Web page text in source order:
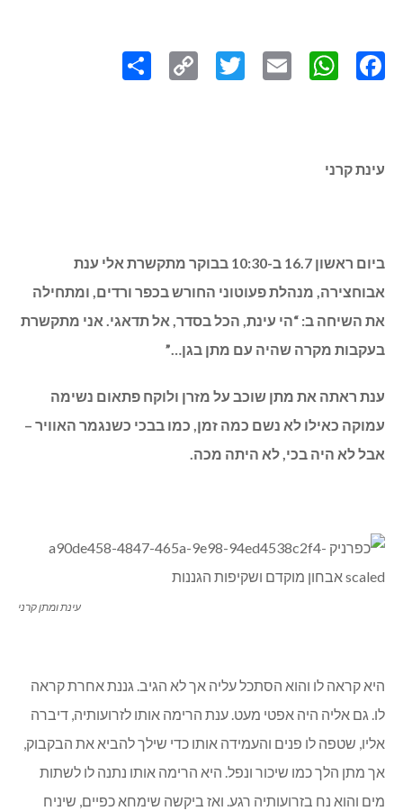
Link
עינת קרני
ביום ראשון 16.7 ב-10:30 בבוקר מתקשרת אלי ענת
אבוחצירה, מנהלת פעוטוני החורש בכפר ורדים, ומתחילה
את השיחה ב: “הי עינת, הכל בסדר, אל תדאגי. אני מתקשרת
בעקבות מקרה שהיה עם מתן בגן…”
ענת ראתה את מתן שוכב על מזרן ולוקח פתאום נשימה
עמוקה כאילו לא נשם כמה זמן, כמו בבכי כשנגמר האוויר –
אבל לא היה בכי, לא היתה מכה.
עינת ומתן קרני
היא קראה לו והוא הסתכל עליה אך לא הגיב. גננת אחרת קראה
לו. גם אליה היה אפטי מעט. ענת הרימה אותו לזרועותיה, דיברה
אליו, שטפה לו פנים והעמידה אותו כדי שילך להביא את הבקבוק,
אך מתן הלך כמו שיכור ונפל. היא הרימה אותו נתנה לו לשתות
מים והוא נח בזרועותיה רגע. ואז ביקשה שימחא כפיים, שיניח